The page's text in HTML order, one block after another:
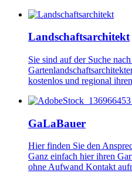
Image
Landschaftsarchitekt
Sie sind auf der Suche
kostenlos und regional
Image
GaLaBauer
Hier finden Sie den
Ganz einfach hier ihren
ohne Aufwand Kontakt